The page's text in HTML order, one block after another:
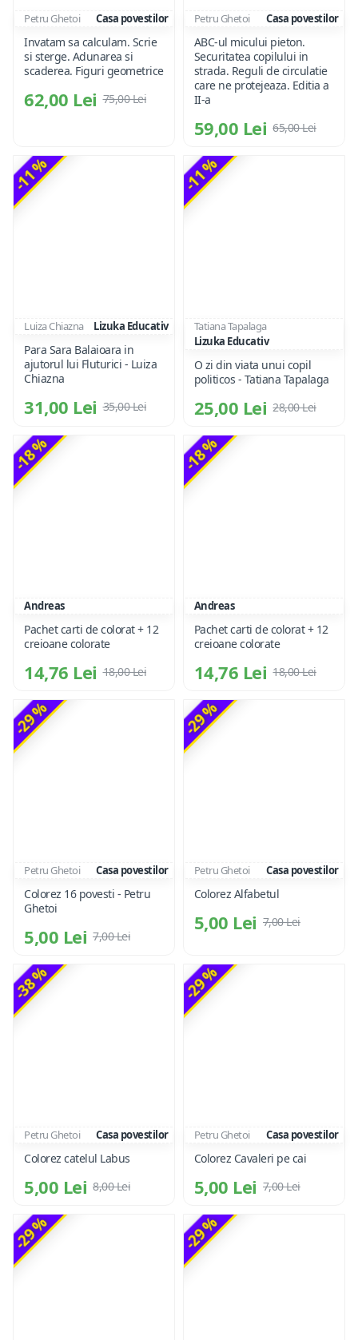
Petru Ghetoi Casa povestilor
Invatam sa calculam. Scrie
si sterge. Adunarea si
scaderea. Figuri geometrice
62,00 Lei 75,00 Lei
Petru Ghetoi Casa povestilor
ABC-ul micului pieton.
Securitatea copilului in
strada. Reguli de circulatie
care ne protejeaza. Editia a
II-a
59,00 Lei 65,00 Lei
-11 %
Luiza Chiazna Lizuka Educativ
Para Sara Balaioara in
ajutorul lui Fluturici - Luiza
Chiazna
31,00 Lei 35,00 Lei
-11 %
Tatiana Tapalaga
Lizuka Educativ
O zi din viata unui copil
politicos - Tatiana Tapalaga
25,00 Lei 28,00 Lei
-18 %
Andreas
Pachet carti de colorat + 12
creioane colorate
14,76 Lei 18,00 Lei
-18 %
Andreas
Pachet carti de colorat + 12
creioane colorate
14,76 Lei 18,00 Lei
-29 %
Petru Ghetoi Casa povestilor
Colorez 16 povesti - Petru
Ghetoi
5,00 Lei 7,00 Lei
-29 %
Petru Ghetoi Casa povestilor
Colorez Alfabetul
5,00 Lei 7,00 Lei
-38 %
Petru Ghetoi Casa povestilor
Colorez catelul Labus
5,00 Lei 8,00 Lei
-29 %
Petru Ghetoi Casa povestilor
Colorez Cavaleri pe cai
5,00 Lei 7,00 Lei
-29 % -29 %